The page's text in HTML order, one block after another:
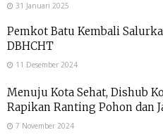
31 Januari 2025
Pemkot Batu Kembali
DBHCHT
11 Desember 2024
Menuju Kota Sehat, Dishub
Rapikan Ranting Pohon dan
7 November 2024